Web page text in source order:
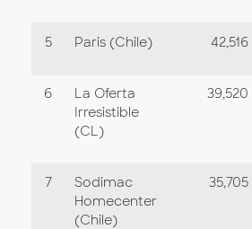
5 Paris (Chile) 42,516
6
La Oferta
Irresistible
(CL)
39,520
7
Sodimac
Homecenter
(Chile)
35,705